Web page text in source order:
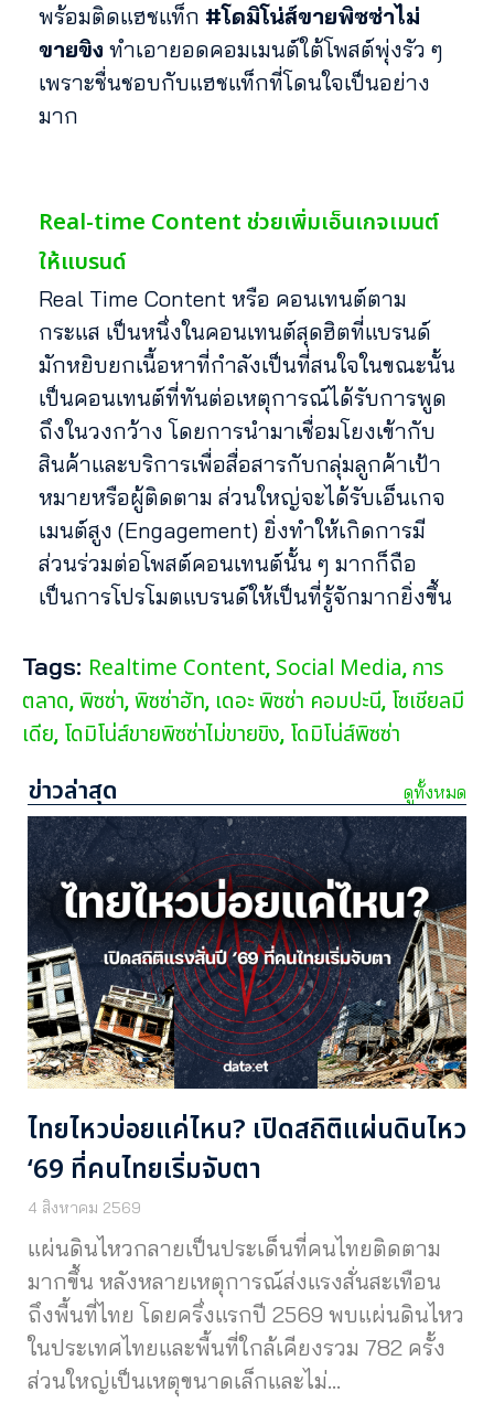
พร้อมติดแฮชแท็ก #โดมิโน่ส์ขายพิซซ่าไม่
ขายขิง ทำเอายอดคอมเมนต์ใต้โพสต์พุ่งรัว ๆ
เพราะชื่นชอบกับแฮชแท็กที่โดนใจเป็นอย่าง
มาก
Real-time Content ช่วยเพิ่มเอ็นเกจเมนต์
ให้แบรนด์
Real Time Content หรือ คอนเทนต์ตาม
กระแส เป็นหนึ่งในคอนเทนต์สุดฮิตที่แบรนด์
มักหยิบยกเนื้อหาที่กำลังเป็นที่สนใจในขณะนั้น
เป็นคอนเทนต์ที่ทันต่อเหตุการณ์ได้รับการพูด
ถึงในวงกว้าง โดยการนำมาเชื่อมโยงเข้ากับ
สินค้าและบริการเพื่อสื่อสารกับกลุ่มลูกค้าเป้า
หมายหรือผู้ติดตาม ส่วนใหญ่จะได้รับเอ็นเกจ
เมนต์สูง (Engagement) ยิ่งทำให้เกิดการมี
ส่วนร่วมต่อโพสต์คอนเทนต์นั้น ๆ มากก็ถือ
เป็นการโปรโมตแบรนด์ให้เป็นที่รู้จักมากยิ่งขึ้น
Tags: Realtime Content, Social Media, การ
ตลาด, พิซซ่า, พิซซ่าฮัท, เดอะ พิซซ่า คอมปะนี, โซเชียลมี
เดีย, โดมิโน่ส์ขายพิซซ่าไม่ขายขิง, โดมิโน่ส์พิซซ่า
ข่าวล่าสุด ดูทั้งหมด
ไทยไหวบ่อยแค่ไหน? เปิดสถิติแผ่นดินไหว
‘69 ที่คนไทยเริ่มจับตา
4 สิงหาคม 2569
แผ่นดินไหวกลายเป็นประเด็นที่คนไทยติดตาม
มากขึ้น หลังหลายเหตุการณ์ส่งแรงสั่นสะเทือน
ถึงพื้นที่ไทย โดยครึ่งแรกปี 2569 พบแผ่นดินไหว
ในประเทศไทยและพื้นที่ใกล้เคียงรวม 782 ครั้ง
ส่วนใหญ่เป็นเหตุขนาดเล็กและไม่…